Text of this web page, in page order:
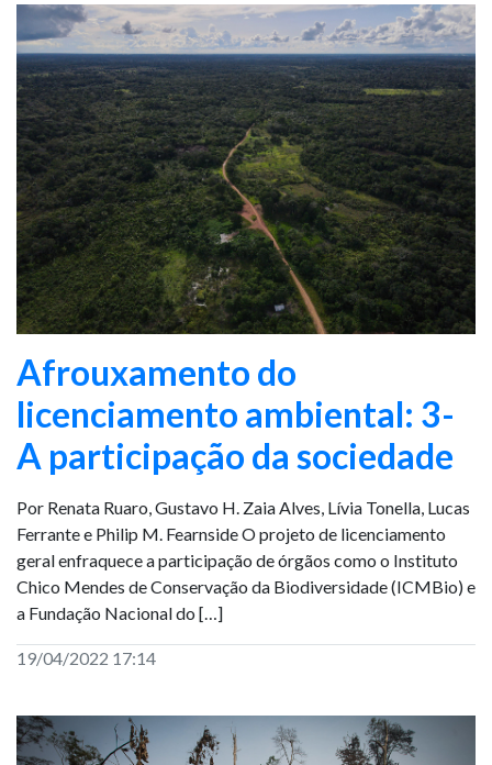
Afrouxamento do
licenciamento ambiental: 3-
A participação da sociedade
Por Renata Ruaro, Gustavo H. Zaia Alves, Lívia Tonella, Lucas
Ferrante e Philip M. Fearnside O projeto de licenciamento
geral enfraquece a participação de órgãos como o Instituto
Chico Mendes de Conservação da Biodiversidade (ICMBio) e
a Fundação Nacional do […]
19/04/2022 17:14